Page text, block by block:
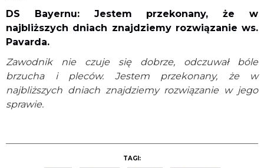
DS Bayernu: Jestem przekonany, że w
najbliższych dniach znajdziemy rozwiązanie ws.
Pavarda.
Zawodnik nie czuje się dobrze, odczuwał bóle
brzucha i pleców. Jestem przekonany, że w
najbliższych dniach znajdziemy rozwiązanie w jego
sprawie.
TAGI: